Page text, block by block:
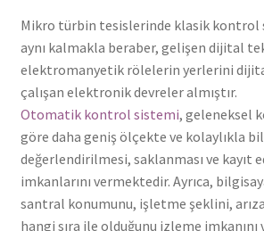
Hesap – Üye Ol
İletişim
Ödeme
Mikro türbin tesislerinde klasik kontrol
aynı kalmakla beraber, gelişen dijital
elektromanyetik rölelerin yerlerini
çalışan elektronik devreler almıştır.
Otomatik kontrol sistemi, geleneksel
göre daha geniş ölçekte ve kolaylıkla
değerlendirilmesi, saklanması ve kayıt
imkanlarını vermektedir. Ayrıca,
santral konumunu, işletme şeklini,
hangi sıra ile olduğunu izleme